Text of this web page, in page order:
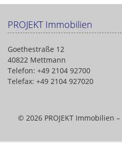
PROJEKT Immobilien
Goethestraße 12
40822 Mettmann
Telefon: +49 2104 92700
Telefax: +49 2104 927020
© 2026 PROJEKT Immobilien –